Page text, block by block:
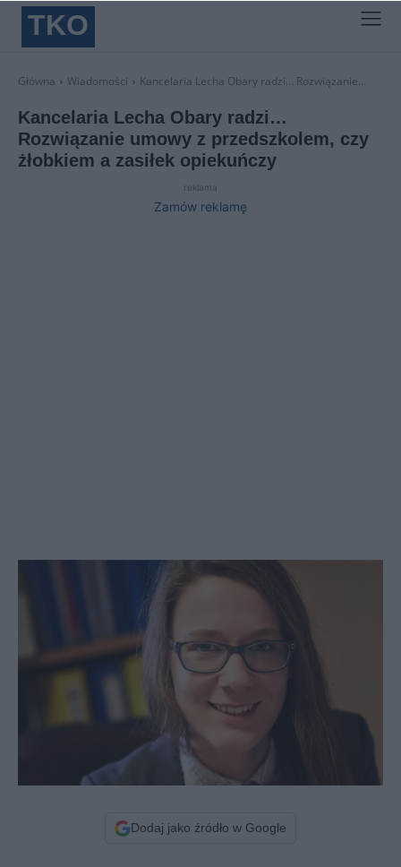
TKO
Główna Wiadomości Kancelaria Lecha Obary radzi… Rozwiązanie...
Kancelaria Lecha Obary radzi…
Rozwiązanie umowy z przedszkolem, czy
żłobkiem a zasiłek opiekuńczy
reklama
Zamów reklamę
Dodaj jako źródło w Google